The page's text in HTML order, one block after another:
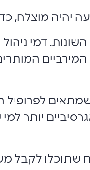
יהיה מוצלח,
דמי
לפרופיל
יותר
שתוכלו